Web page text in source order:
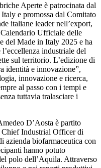
Aperte è patrocinata dal
e promossa dal Comitato
italiane leader nell’export,
Ufficiale delle
del Made in Italy 2025 e ha
industriale del
sul territorio. L’edizione di
identità e innovazione”,
innovazione e ricerca,
al passo con i tempi e
tuttavia tralasciare i
D’Aosta è partito
Chief Industrial Officer di
azienda biofarmaceutica con
hanno potuto
polo dell’Aquila. Attraverso